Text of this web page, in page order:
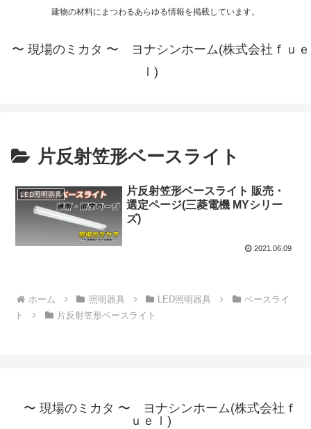
建物の材料にまつわるあらゆる情報を掲載しています。
〜 現場のミカタ 〜 ヨナシンホーム(株式会社ｆｕｅ
ｌ)
片反射笠形ベースライト
LED照明器具
片反射笠形ベースライト 販売・
選定ページ(三菱電機 MYシリー
ズ)
2021.06.09
ホーム 照明器具 LED照明器具
ベースライ
ト
片反射笠形ベースライト
〜 現場のミカタ 〜 ヨナシンホーム(株式会社ｆ
ｕｅｌ)